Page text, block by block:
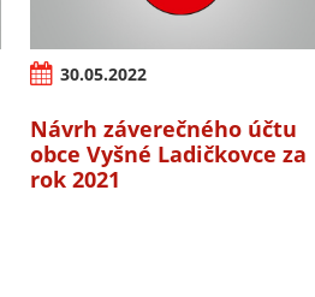
30.05.2022
Návrh záverečného účtu
obce Vyšné Ladičkovce za
rok 2021